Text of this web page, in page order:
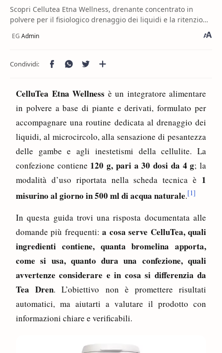
Scopri Cellutea Etna Wellness, drenante concentrato in
polvere per il fisiologico drenaggio dei liquidi e la ritenzione
CelluTea Etna Wellness è un integratore alimentare
in polvere a base di piante e derivati, formulato per
accompagnare una routine dedicata al drenaggio dei
liquidi, al microcircolo, alla sensazione di pesantezza
delle gambe e agli inestetismi della cellulite. La
confezione contiene 120 g, pari a 30 dosi da 4 g; la
modalità d’uso riportata nella scheda tecnica è 1
misurino al giorno in 500 ml di acqua naturale.[1]
In questa guida trovi una risposta documentata alle
domande più frequenti:a cosa serve CelluTea, quali
ingredienti contiene, quanta bromelina apporta,
come si usa, quanto dura una confezione, quali
avvertenze considerare e in cosa si differenzia da
Tea Dren. L’obiettivo non è promettere risultati
automatici, ma aiutarti a valutare il prodotto con
informazioni chiare e verificabili.